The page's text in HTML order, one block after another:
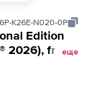
K26E-N020-0P
Edition
2026), from
Edition
еще